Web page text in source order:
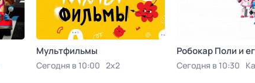
Мультфильмы
Сегодня в 10:00 2x2
Робокар Поли и
Сегодня в 10:30